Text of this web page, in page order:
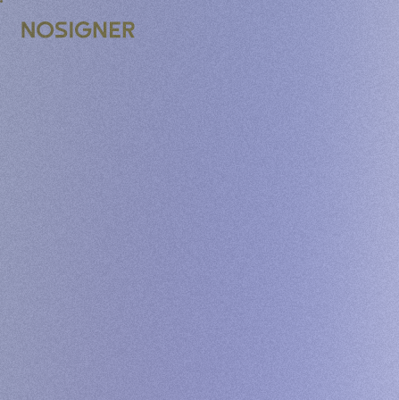
STRONA GŁÓWNA